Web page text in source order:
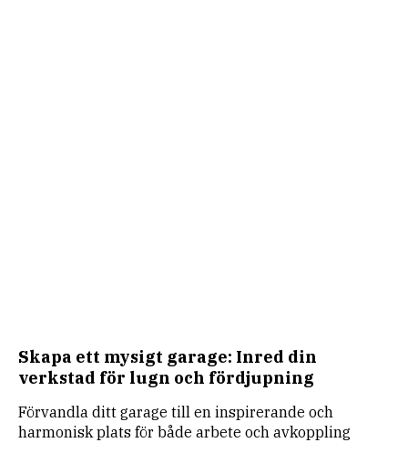
Skapa ett mysigt garage: Inred din
verkstad för lugn och fördjupning
Förvandla ditt garage till en inspirerande och
harmonisk plats för både arbete och avkoppling